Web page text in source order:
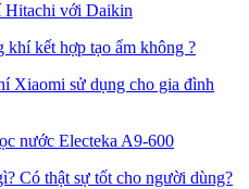
Hitachi với Daikin
khí kết hợp tạo ẩm không ?
Xiaomi sử dụng cho gia đình
nước Electeka A9-600
Có thật sự tốt cho người dùng?